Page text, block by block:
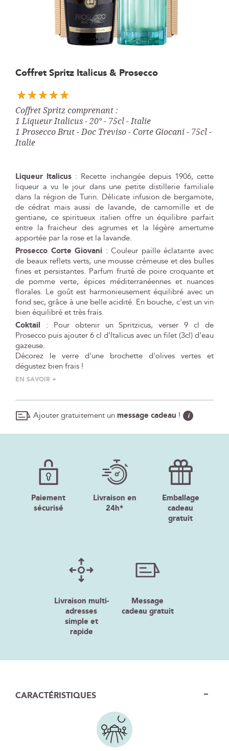
Skip
the
beginning
of
the
images
gallery
Coffret Spritz Italicus & Prosecco
Coffret Spritz comprenant :
1 Liqueur Italicus - 20° - 75cl - Italie
1 Prosecco Brut - Doc Treviso - Corte Giocani - 75cl -
Italie
Liqueur Italicus : Recette inchangée depuis 1906, cette
liqueur a vu le jour dans une petite distillerie familiale
dans la région de Turin. Délicate infusion de bergamote,
de cédrat mais aussi de lavande, de camomille et de
gentiane, ce spiritueux italien offre un équilibre parfait
entre la fraicheur des agrumes et la légère amertume
apportée par la rose et la lavande.
Prosecco Corte Giovani : Couleur paille éclatante avec
de beaux reflets verts, une mousse crémeuse et des bulles
fines et persistantes. Parfum fruité de poire croquante et
de pomme verte, épices méditerranéennes et nuances
florales. Le goût est harmonieusement équilibré avec un
fond sec, grâce à une belle acidité. En bouche, c'est un vin
bien équilibré et très frais.
Coktail : Pour obtenir un Spritzicus, verser 9 cl de
Prosecco puis ajouter 6 cl d'Italicus avec un filet (3cl) d'eau
gazeuse.
Décorez le verre d'une brochette d'olives vertes et
dégustez bien frais !
EN SAVOIR +
Ajouter gratuitement unmessage cadeau ! i
Paiement
sécurisé
Livraison en
24h*
Emballage
cadeau
gratuit
Livraison multi-
adresses
simple et
rapide
Message
cadeau gratuit
CARACTÉRISTIQUES